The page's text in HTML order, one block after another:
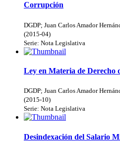
Corrupción
DGDP; Juan Carlos Amador
(2015-04)
Serie: Nota Legislativa
Ley en Materia de Derecho
DGDP; Juan Carlos Amador
(2015-10)
Serie: Nota Legislativa
Desindexación del Salario